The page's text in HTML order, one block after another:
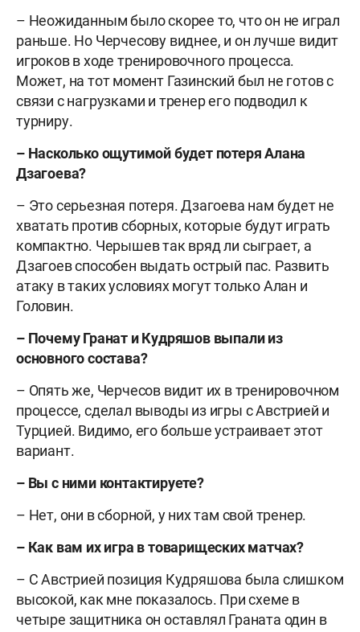
– Неожиданным было скорее то, что он не играл
раньше. Но Черчесову виднее, и он лучше видит
игроков в ходе тренировочного процесса.
Может, на тот момент Газинский был не готов с
связи с нагрузками и тренер его подводил к
турниру.
– Насколько ощутимой будет потеря Алана
Дзагоева?
– Это серьезная потеря. Дзагоева нам будет не
хватать против сборных, которые будут играть
компактно. Черышев так вряд ли сыграет, а
Дзагоев способен выдать острый пас. Развить
атаку в таких условиях могут только Алан и
Головин.
– Почему Гранат и Кудряшов выпали из
основного состава?
– Опять же, Черчесов видит их в тренировочном
процессе, сделал выводы из игры с Австрией и
Турцией. Видимо, его больше устраивает этот
вариант.
– Вы с ними контактируете?
– Нет, они в сборной, у них там свой тренер.
– Как вам их игра в товарищеских матчах?
– С Австрией позиция Кудряшова была слишком
высокой, как мне показалось. При схеме в
четыре защитника он оставлял Граната один в